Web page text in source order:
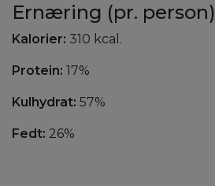
Ernæring (pr. person)
Kalorier: 310 kcal.
Protein: 17%
Kulhydrat: 57%
Fedt: 26%